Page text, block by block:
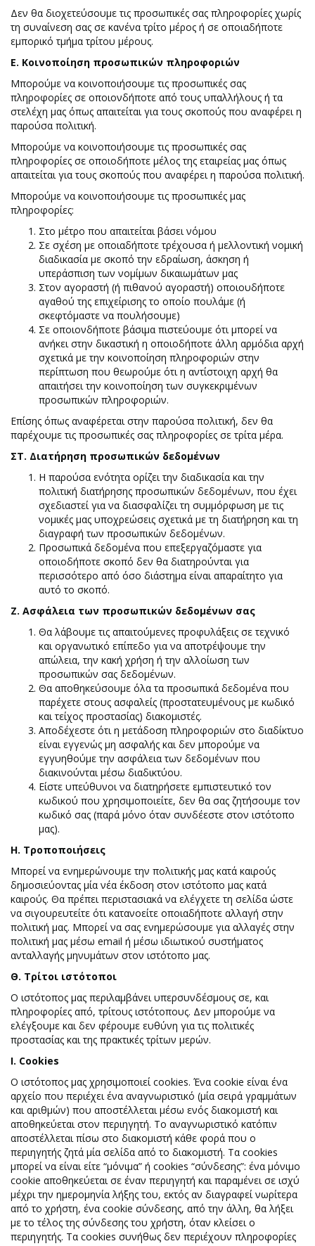
Δεν θα διοχετεύσουμε τις προσωπικές σας πληροφορίες χωρίς
τη συναίνεση σας σε κανένα τρίτο μέρος ή σε οποιαδήποτε
εμπορικό τμήμα τρίτου μέρους.
Ε. Κοινοποίηση προσωπικών πληροφοριών
Μπορούμε να κοινοποιήσουμε τις προσωπικές σας
πληροφορίες σε οποιονδήποτε από τους υπαλλήλους ή τα
στελέχη μας όπως απαιτείται για τους σκοπούς που αναφέρει η
παρούσα πολιτική.
Μπορούμε να κοινοποιήσουμε τις προσωπικές σας
πληροφορίες σε οποιοδήποτε μέλος της εταιρείας μας όπως
απαιτείται για τους σκοπούς που αναφέρει η παρούσα πολιτική.
Μπορούμε να κοινοποιήσουμε τις προσωπικές μας
πληροφορίες:
Στο μέτρο που απαιτείται βάσει νόμου
Σε σχέση με οποιαδήποτε τρέχουσα ή μελλοντική νομική
διαδικασία με σκοπό την εδραίωση, άσκηση ή
υπεράσπιση των νομίμων δικαιωμάτων μας
Στον αγοραστή (ή πιθανού αγοραστή) οποιουδήποτε
αγαθού της επιχείρισης το οποίο πουλάμε (ή
σκεφτόμαστε να πουλήσουμε)
Σε οποιονδήποτε βάσιμα πιστεύουμε ότι μπορεί να
ανήκει στην δικαστική η οποιοδήποτε άλλη αρμόδια αρχή
σχετικά με την κοινοποίηση πληροφοριών στην
περίπτωση που θεωρούμε ότι η αντίστοιχη αρχή θα
απαιτήσει την κοινοποίηση των συγκεκριμένων
προσωπικών πληροφοριών.
Επίσης όπως αναφέρεται στην παρούσα πολιτική, δεν θα
παρέχουμε τις προσωπικές σας πληροφορίες σε τρίτα μέρα.
ΣΤ. Διατήρηση προσωπικών δεδομένων
Η παρούσα ενότητα ορίζει την διαδικασία και την
πολιτική διατήρησης προσωπικών δεδομένων, που έχει
σχεδιαστεί για να διασφαλίζει τη συμμόρφωση με τις
νομικές μας υποχρεώσεις σχετικά με τη διατήρηση και τη
διαγραφή των προσωπικών δεδομένων.
Προσωπικά δεδομένα που επεξεργαζόμαστε για
οποιοδήποτε σκοπό δεν θα διατηρούνται για
περισσότερο από όσο διάστημα είναι απαραίτητο για
αυτό το σκοπό.
Ζ. Ασφάλεια των προσωπικών δεδομένων σας
Θα λάβουμε τις απαιτούμενες προφυλάξεις σε τεχνικό
και οργανωτικό επίπεδο για να αποτρέψουμε την
απώλεια, την κακή χρήση ή την αλλοίωση των
προσωπικών σας δεδομένων.
Θα αποθηκεύσουμε όλα τα προσωπικά δεδομένα που
παρέχετε στους ασφαλείς (προστατευμένους με κωδικό
και τείχος προστασίας) διακομιστές.
Αποδέχεστε ότι η μετάδοση πληροφοριών στο διαδίκτυο
είναι εγγενώς μη ασφαλής και δεν μπορούμε να
εγγυηθούμε την ασφάλεια των δεδομένων που
διακινούνται μέσω διαδικτύου.
Είστε υπεύθυνοι να διατηρήσετε εμπιστευτικό τον
κωδικού που χρησιμοποιείτε, δεν θα σας ζητήσουμε τον
κωδικό σας (παρά μόνο όταν συνδέεστε στον ιστότοπο
μας).
Η. Τροποποιήσεις
Μπορεί να ενημερώνουμε την πολιτικής μας κατά καιρούς
δημοσιεύοντας μία νέα έκδοση στον ιστότοπο μας κατά
καιρούς. Θα πρέπει περιστασιακά να ελέγχετε τη σελίδα ώστε
να σιγουρευτείτε ότι κατανοείτε οποιαδήποτε αλλαγή στην
πολιτική μας. Μπορεί να σας ενημερώσουμε για αλλαγές στην
πολιτική μας μέσω email ή μέσω ιδιωτικού συστήματος
ανταλλαγής μηνυμάτων στον ιστότοπο μας.
Θ. Τρίτοι ιστότοποι
Ο ιστότοπος μας περιλαμβάνει υπερσυνδέσμους σε, και
πληροφορίες από, τρίτους ιστότοπους. Δεν μπορούμε να
ελέγξουμε και δεν φέρουμε ευθύνη για τις πολιτικές
προστασίας και της πρακτικές τρίτων μερών.
Ι. Cookies
Ο ιστότοπος μας χρησιμοποιεί cookies. Ένα cookie είναι ένα
αρχείο που περιέχει ένα αναγνωριστικό (μία σειρά γραμμάτων
και αριθμών) που αποστέλλεται μέσω ενός διακομιστή και
αποθηκεύεται στον περιηγητή. Το αναγνωριστικό κατόπιν
αποστέλλεται πίσω στο διακομιστή κάθε φορά που ο
περιηγητής ζητά μία σελίδα από το διακομιστή. Τα cookies
μπορεί να είναι είτε “μόνιμα” ή cookies “σύνδεσης”: ένα μόνιμο
cookie αποθηκεύεται σε έναν περιηγητή και παραμένει σε ισχύ
μέχρι την ημερομηνία λήξης του, εκτός αν διαγραφεί νωρίτερα
από το χρήστη, ένα cookie σύνδεσης, από την άλλη, θα λήξει
με το τέλος της σύνδεσης του χρήστη, όταν κλείσει ο
περιηγητής. Τα cookies συνήθως δεν περιέχουν πληροφορίες